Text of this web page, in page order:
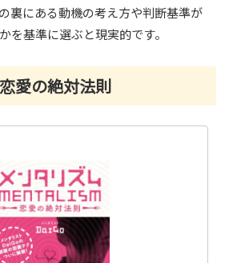
裏にある動機の考え方や判断基準が
を基準に選ぶと現実的です。
愛の絶対法則